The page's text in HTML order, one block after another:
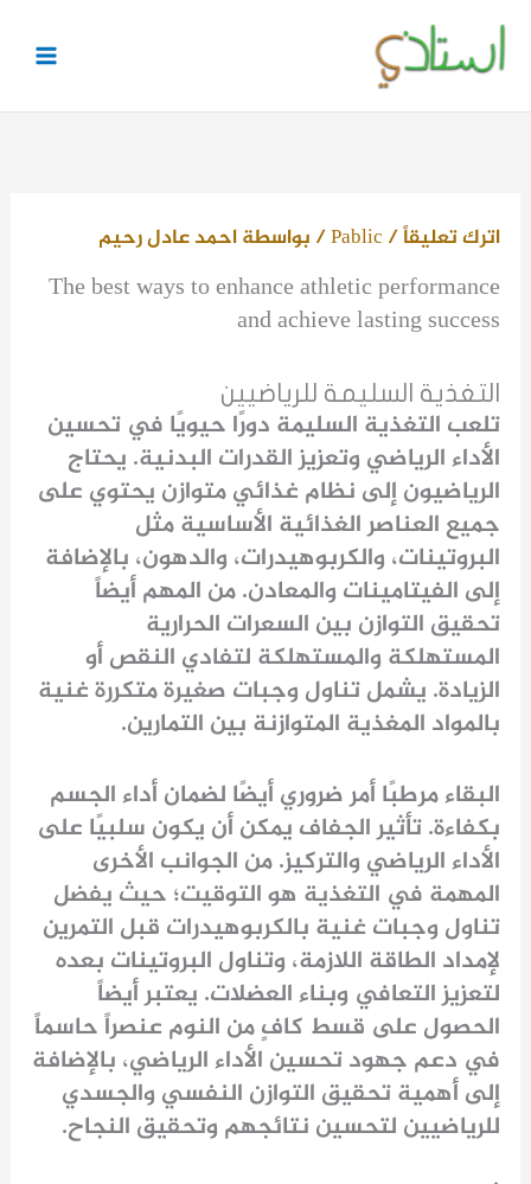
تخطي
إلى
المحتوى
اترك تعليقاً/
Pablic/ بواسطةاحمد عادل رحيم
The best ways to enhance athletic performance
and achieve lasting success
التغذية السليمة للرياضيين
تلعب التغذية السليمة دورًا حيويًا في تحسين
الأداء الرياضي وتعزيز القدرات البدنية. يحتاج
الرياضيون إلى نظام غذائي متوازن يحتوي على
جميع العناصر الغذائية الأساسية مثل
البروتينات، والكربوهيدرات، والدهون، بالإضافة
إلى الفيتامينات والمعادن. من المهم أيضاً
تحقيق التوازن بين السعرات الحرارية
المستهلكة والمستهلكة لتفادي النقص أو
الزيادة. يشمل تناول وجبات صغيرة متكررة غنية
بالمواد المغذية المتوازنة بين التمارين.
البقاء مرطبًا أمر ضروري أيضًا لضمان أداء الجسم
بكفاءة. تأثير الجفاف يمكن أن يكون سلبيًا على
الأداء الرياضي والتركيز. من الجوانب الأخرى
المهمة في التغذية هو التوقيت؛ حيث يفضل
تناول وجبات غنية بالكربوهيدرات قبل التمرين
لإمداد الطاقة اللازمة، وتناول البروتينات بعده
لتعزيز التعافي وبناء العضلات. يعتبر أيضاً
الحصول على قسط كافٍ من النوم عنصراً حاسماً
في دعم جهود تحسين الأداء الرياضي، بالإضافة
إلى أهمية تحقيق التوازن النفسي والجسدي
للرياضيين لتحسين نتائجهم وتحقيق النجاح.